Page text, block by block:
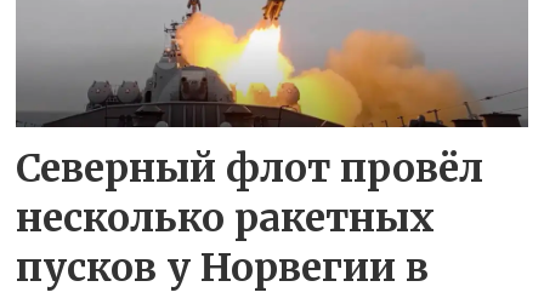
Северный флот провёл
несколько ракетных
пусков у Норвегии в